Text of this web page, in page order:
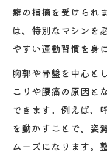
癖の指摘を受けられ
は、特別なマシンを
やすい運動習慣を身
胸郭や骨盤を中心と
こりや腰痛の原因と
できます。例えば、
を動かすことで、姿
ムーズになります。